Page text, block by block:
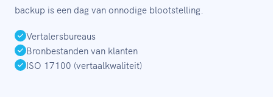
backup is een dag van onnodige blootstelling.
Vertalersbureaus
Bronbestanden van klanten
ISO 17100 (vertaalkwaliteit)